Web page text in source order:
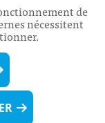
de
nécessitent